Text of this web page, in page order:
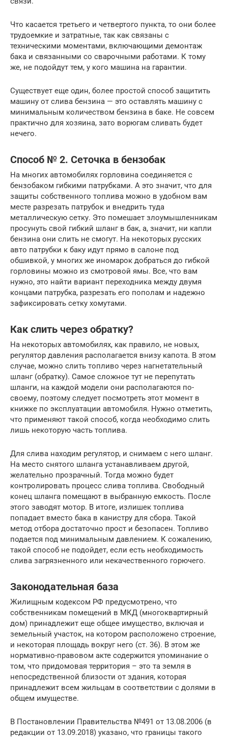
Что касается третьего и четвертого пункта, то они более
трудоемкие и затратные, так как связаны с
техническими моментами, включающими демонтаж
бака и связанными со сварочными работами. К тому
же, не подойдут тем, у кого машина на гарантии.
Существует еще один, более простой способ защитить
машину от слива бензина — это оставлять машину с
минимальным количеством бензина в баке. Не совсем
практично для хозяина, зато ворюгам сливать будет
нечего.
Способ № 2. Сеточка в бензобак
На многих автомобилях горловина соединяется с
бензобаком гибкими патрубками. А это значит, что для
защиты собственного топлива можно в удобном вам
месте разрезать патрубок и внедрить туда
металлическую сетку. Это помешает злоумышленникам
просунуть свой гибкий шланг в бак, а, значит, ни капли
бензина они слить не смогут. На некоторых русских
авто патрубки к баку идут прямо в салоне под
обшивкой, у многих же иномарок добраться до гибкой
горловины можно из смотровой ямы. Все, что вам
нужно, это найти вариант переходника между двумя
концами патрубка, разрезать его пополам и надежно
зафиксировать сетку хомутами.
Как слить через обратку?
На некоторых автомобилях, как правило, не новых,
регулятор давления располагается внизу капота. В этом
случае, можно слить топливо через нагнетательный
шланг (обратку). Самое сложное тут не перепутать
шланги, на каждой модели они располагаются по-
своему, поэтому следует посмотреть этот момент в
книжке по эксплуатации автомобиля. Нужно отметить,
что применяют такой способ, когда необходимо слить
лишь некоторую часть топлива.
Для слива находим регулятор, и снимаем с него шланг.
На место снятого шланга устанавливаем другой,
желательно прозрачный. Тогда можно будет
контролировать процесс слива топлива. Свободный
конец шланга помещают в выбранную емкость. После
этого заводят мотор. В итоге, излишек топлива
попадает вместо бака в канистру для сбора. Такой
метод отбора достаточно прост и безопасен. Топливо
подается под минимальным давлением. К сожалению,
такой способ не подойдет, если есть необходимость
слива загрязненного или некачественного горючего.
Законодательная база
Жилищным кодексом РФ предусмотрено, что
собственникам помещений в МКД (многоквартирный
дом) принадлежит еще общее имущество, включая и
земельный участок, на котором расположено строение,
и некоторая площадь вокруг него (ст. 36). В этом же
нормативно-правовом акте содержится упоминание о
том, что придомовая территория – это та земля в
непосредственной близости от здания, которая
принадлежит всем жильцам в соответствии с долями в
общем имуществе.
В Постановлении Правительства №491 от 13.08.2006 (в
редакции от 13.09.2018) указано, что границы такого